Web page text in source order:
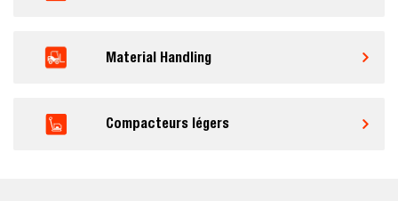
Material Handling
Compacteurs légers